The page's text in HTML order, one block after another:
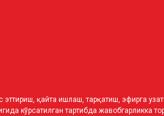
қайта ишлаш, тарқатиш, эфирга
кўрсатилган тартибда жавобгарликка